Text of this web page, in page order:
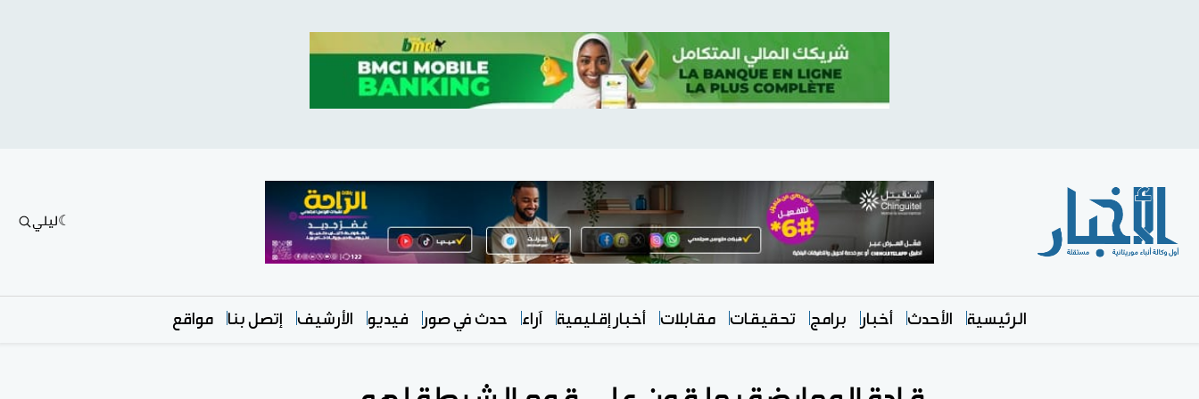
ليلي
الرئيسية الأحدث أخبار برامج تحقيقات مقابلات أخبار إقليمية آراء حدث في صور فيديو الأرشيف إتصل بنا مواقع